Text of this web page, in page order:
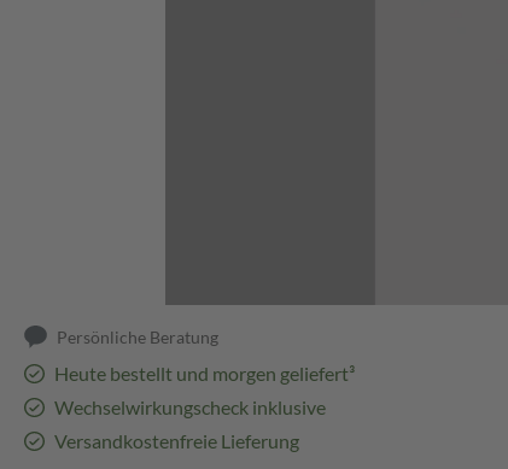
Persönliche Beratung
Heute bestellt und morgen geliefert³
Wechselwirkungscheck inklusive
Versandkostenfreie Lieferung